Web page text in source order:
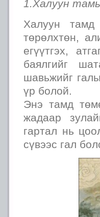
1.Халуун
Халуун
төрөлхтөн,
егүүтгэх,
баялгийг
шавьжийг
үр болой.
Энэ тамд
жадаар
гартал нь
сүвээс гал